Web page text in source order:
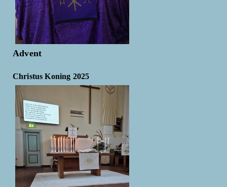
Advent
Christus Koning 2025